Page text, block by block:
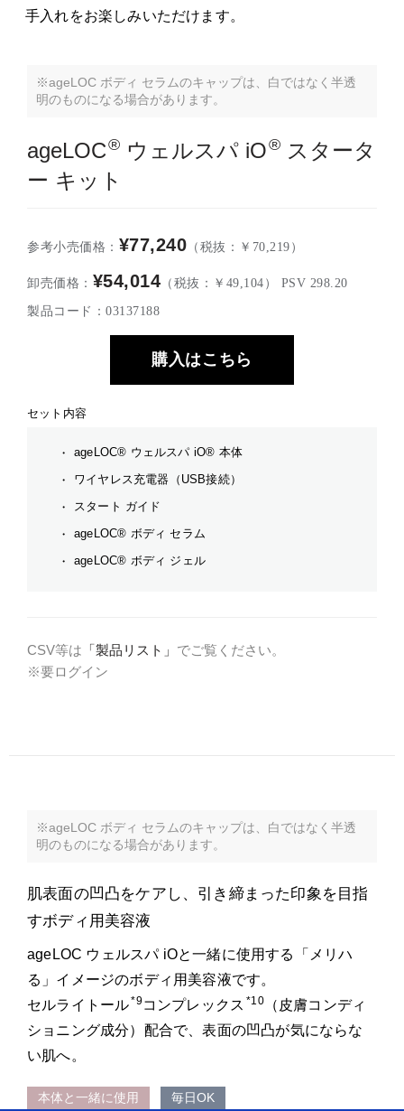
手入れをお楽しみいただけます。
※ageLOC ボディ セラムのキャップは、白ではなく半透
明のものになる場合があります。
ageLOC® ウェルスパ iO® スタータ
ー キット
参考小売価格： ¥77,240 （税抜：￥70,219）
卸売価格： ¥54,014 （税抜：￥49,104） PSV 298.20
製品コード：03137188
購入はこちら
セット内容
ageLOC® ウェルスパ iO® 本体
ワイヤレス充電器（USB接続）
スタート ガイド
ageLOC® ボディ セラム
ageLOC® ボディ ジェル
CSV等は 「製品リスト」 でご覧ください。
※要ログイン
※ageLOC ボディ セラムのキャップは、白ではなく半透
明のものになる場合があります。
肌表面の凹凸をケアし、引き締まった印象を目指
すボディ用美容液
ageLOC ウェルスパ iOと一緒に使用する「メリハ
る」イメージのボディ用美容液です。
セルライトール*9コンプレックス *10（皮膚コンディ
ショニング成分）配合で、表面の凹凸が気にならな
い肌へ。
本体と一緒に使用 毎日OK